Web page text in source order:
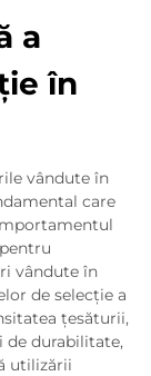
a
în
vândute în
care
vândute în
de selecție a
țesăturii,
de durabilitate,
utilizării